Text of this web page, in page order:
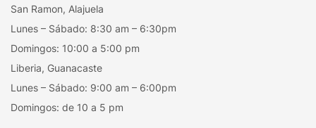
San Ramon, Alajuela
Lunes – Sábado: 8:30 am – 6:30pm
Domingos: 10:00 a 5:00 pm
Liberia, Guanacaste
Lunes – Sábado: 9:00 am – 6:00pm
Domingos: de 10 a 5 pm